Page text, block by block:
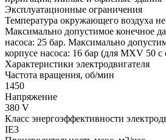
Эксплуатационные ограничения
Температура окружающего воздуха не
Максимально допустимое конечное
насоса: 25 бар. Максимально
корпусе насоса: 16 бар (для MXV 50
Характеристики электродвигателя
Частота вращения, об/мин
1450
Напряжение
380 V
Класс энергоэффективности
IE3